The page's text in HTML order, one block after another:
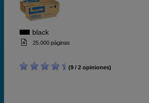
black
25.000 páginas
(9 / 2 opiniones)